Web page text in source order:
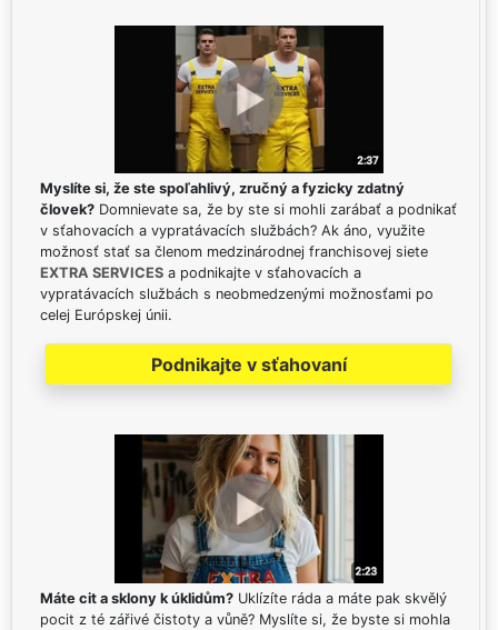
Myslíte si, že ste spoľahlivý, zručný a fyzicky zdatný
človek? Domnievate sa, že by ste si mohli zarábať a podnikať
v sťahovacích a vypratávacích službách? Ak áno, využite
možnosť stať sa členom medzinárodnej franchisovej siete
EXTRA SERVICES a podnikajte v sťahovacích a
vypratávacích službách s neobmedzenými možnosťami po
celej Európskej únii.
Podnikajte v sťahovaní
Máte cit a sklony k úklidům? Uklízíte ráda a máte pak skvělý
pocit z té zářivé čistoty a vůně? Myslíte si, že byste si mohla